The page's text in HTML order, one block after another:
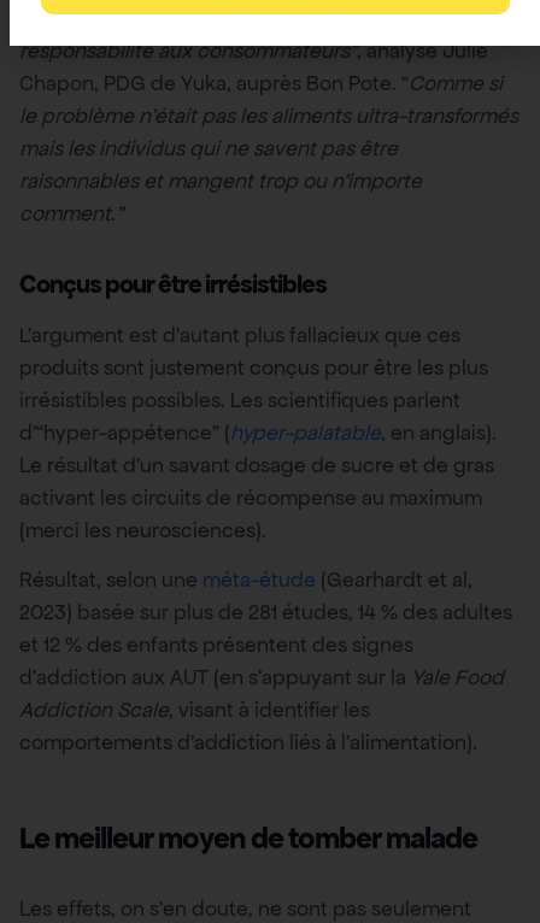
dans l’alimentaire, font tout pour“faire porter la
responsabilité aux consommateurs”, analyse Julie
Chapon, PDG de Yuka, auprès Bon Pote. “Comme si
le problème n’était pas les aliments ultra-transformés
mais les individus qui ne savent pas être
raisonnables et mangent trop ou n’importe
comment.”
Conçus pour être irrésistibles
L’argument est d’autant plus fallacieux que ces
produits sont justement conçus pour être les plus
irrésistibles possibles. Les scientifiques parlent
d’“hyper-appétence” (hyper-palatable, en anglais).
Le résultat d’un savant dosage de sucre et de gras
activant les circuits de récompense au maximum
(merci les neurosciences).
Résultat, selon une méta-étude (Gearhardt et al,
2023) basée sur plus de 281 études, 14 % des adultes
et 12 % des enfants présentent des signes
d’addiction aux AUT (en s’appuyant sur la Yale Food
Addiction Scale, visant à identifier les
comportements d’addiction liés à l’alimentation).
Le meilleur moyen de tomber malade
Les effets, on s’en doute, ne sont pas seulement